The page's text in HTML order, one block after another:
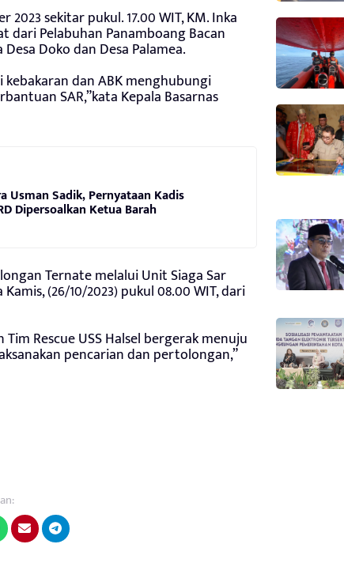
sekitar pukul. 17.00 WIT, KM. Inka
dari Pelabuhan Panamboang Bacan
Doko dan Desa Palamea.
kebakaran dan ABK menghubungi
SAR,”kata Kepala Basarnas
Usman Sadik, Pernyataan Kadis
Dipersoalkan Ketua Barah
Ternate melalui Unit Siaga Sar
(26/10/2023) pukul 08.00 WIT, dari
Rescue USS Halsel bergerak menuju
pencarian dan pertolongan,”